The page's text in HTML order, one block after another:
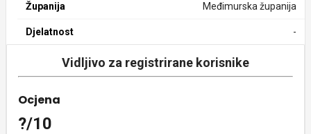
Županija Međimurska županija
Djelatnost -
Vidljivo za registrirane korisnike
Ocjena
?/10